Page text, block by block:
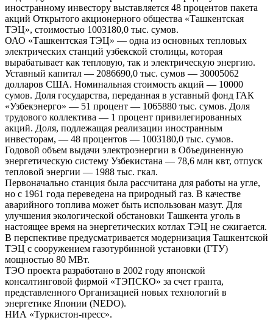
иностранному инвестору выставляется 48 процентов пакета
акций Открытого акционерного общества «Ташкентская
ТЭЦ», стоимостью 1003180,0 тыс. сумов.
ОАО «Ташкентская ТЭЦ» — одна из основных тепловых
электрических станций узбекской столицы, которая
вырабатывает как тепловую, так и электрическую энергию.
Уставный капитал — 2086690,0 тыс. сумов — 30005062
долларов США. Номинальная стоимость акций — 10000
сумов. Доля государства, переданная в уставный фонд ГАК
«Узбекэнерго» — 51 процент — 1065880 тыс. сумов. Доля
трудового коллектива — 1 процент привилегированных
акций. Доля, подлежащая реализации иностранным
инвесторам, — 48 процентов — 1003180,0 тыс. сумов.
Годовой объем выдачи электроэнергии в Объединенную
энергетическую систему Узбекистана — 78,6 млн квт, отпуск
тепловой энергии — 1988 тыс. гкал.
Первоначально станция была рассчитана для работы на угле,
но с 1961 года переведена на природный газ. В качестве
аварийного топлива может быть использован мазут. Для
улучшения экологической обстановки Ташкента уголь в
настоящее время на энергетических котлах ТЭЦ не сжигается.
В перспективе предусматривается модернизация Ташкентской
ТЭЦ с сооружением газотурбинной установки (ГТУ)
мощностью 80 МВт.
ТЭО проекта разработано в 2002 году японской
консалтинговой фирмой «ТЭПСКО» за счет гранта,
представленного Организацией новых технологий в
энергетике Японии (NEDO).
НИА «Туркистон-пресс».